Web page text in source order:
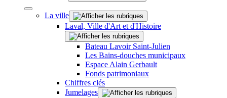
La ville
Laval, Ville d'Art et d'Histoire
Bateau Lavoir Saint-Julien
Les Bains-douches municipaux
Espace Alain Gerbault
Fonds patrimoniaux
Chiffres clés
Jumelages